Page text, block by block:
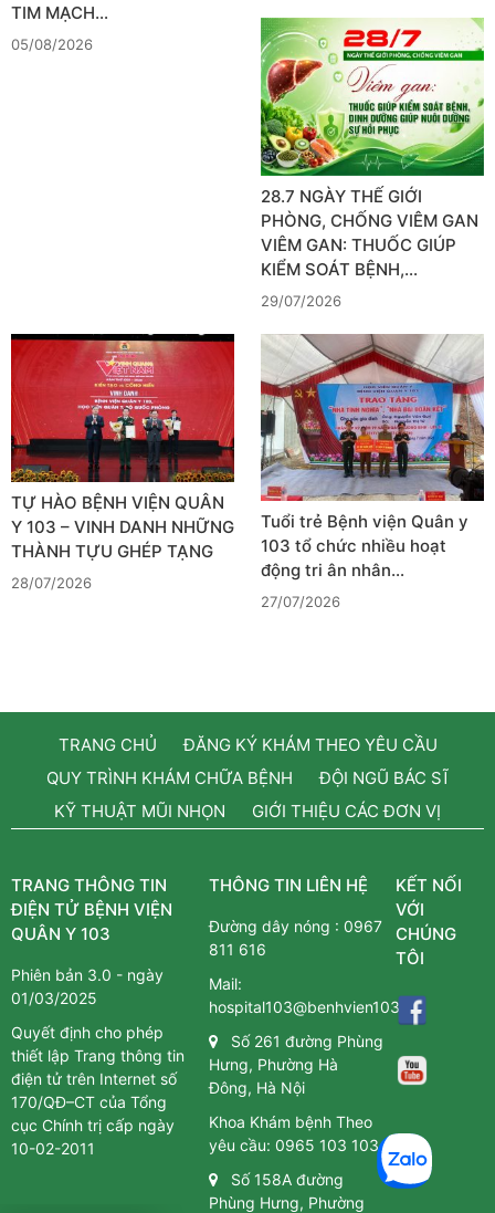
TIM MẠCH…
05/08/2026
28.7 NGÀY THẾ GIỚI
PHÒNG, CHỐNG VIÊM GAN
VIÊM GAN: THUỐC GIÚP
KIỂM SOÁT BỆNH,…
29/07/2026
TỰ HÀO BỆNH VIỆN QUÂN
Y 103 – VINH DANH NHỮNG
THÀNH TỰU GHÉP TẠNG
28/07/2026
Tuổi trẻ Bệnh viện Quân y
103 tổ chức nhiều hoạt
động tri ân nhân…
27/07/2026
TRANG CHỦ
ĐĂNG KÝ KHÁM THEO YÊU CẦU
QUY TRÌNH KHÁM CHỮA BỆNH
ĐỘI NGŨ BÁC SĨ
KỸ THUẬT MŨI NHỌN
GIỚI THIỆU CÁC ĐƠN VỊ
TRANG THÔNG TIN
ĐIỆN TỬ BỆNH VIỆN
QUÂN Y 103
Phiên bản 3.0 - ngày
01/03/2025
Quyết định cho phép
thiết lập Trang thông tin
điện tử trên Internet số
170/QĐ–CT của Tổng
cục Chính trị cấp ngày
10-02-2011
THÔNG TIN LIÊN HỆ
Đường dây nóng :0967
811 616
Mail:
hospital103@benhvien103.vn
Số 261 đường Phùng
Hưng, Phường Hà
Đông, Hà Nội
Khoa Khám bệnh Theo
yêu cầu:0965 103 103
Số 158A đường
Phùng Hưng, Phường
KẾT NỐI
VỚI
CHÚNG
TÔI